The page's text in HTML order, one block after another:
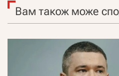
Вам також може